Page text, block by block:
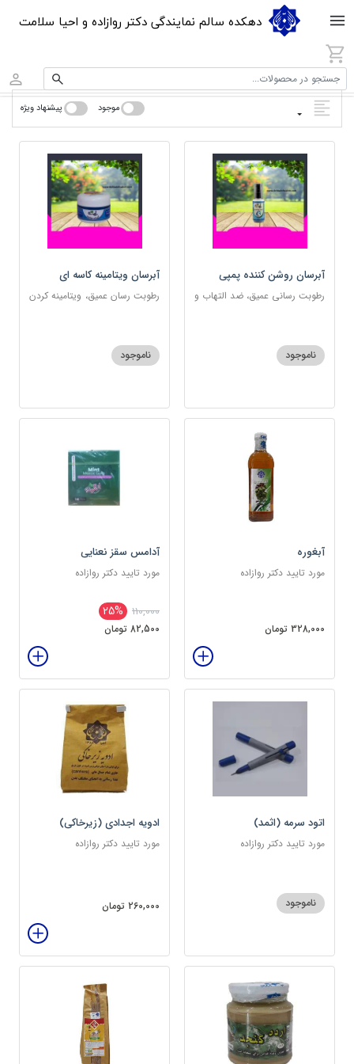
دهکده سالم نمایندگی دکتر روازاده و احیا سلامت
جستجو در محصولات...
موجود پیشنهاد ویژه
آبرسان روشن کننده پمپی
رطوبت رسانی عمیق، ضد التهاب و
ناموجود
آبرسان ویتامینه کاسه ای
رطوبت رسان عمیق، ویتامینه کردن
ناموجود
آبغوره
مورد تایید دکتر روازاده
328,000 تومان
آدامس سقز نعنایی
مورد تایید دکتر روازاده
110,000
25%
82,500 تومان
اتود سرمه (اثمد)
مورد تایید دکتر روازاده
ناموجود
ادویه اجدادی (زیرخاکی)
مورد تایید دکتر روازاده
260,000 تومان